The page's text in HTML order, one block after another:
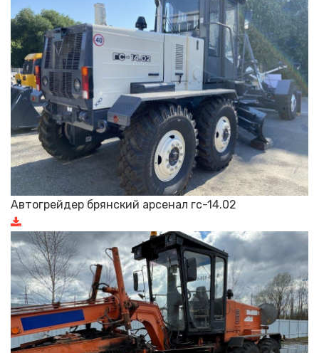
Автогрейдер брянский арсенал гс-14.02